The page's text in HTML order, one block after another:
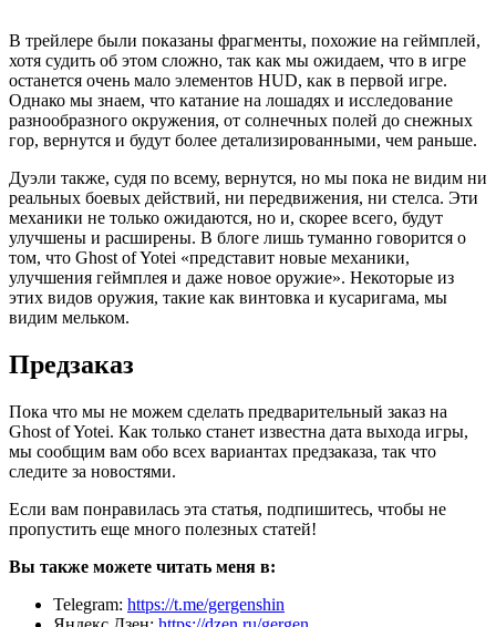
В трейлере были показаны фрагменты, похожие на геймплей,
хотя судить об этом сложно, так как мы ожидаем, что в игре
останется очень мало элементов HUD, как в первой игре.
Однако мы знаем, что катание на лошадях и исследование
разнообразного окружения, от солнечных полей до снежных
гор, вернутся и будут более детализированными, чем раньше.
Дуэли также, судя по всему, вернутся, но мы пока не видим ни
реальных боевых действий, ни передвижения, ни стелса. Эти
механики не только ожидаются, но и, скорее всего, будут
улучшены и расширены. В блоге лишь туманно говорится о
том, что Ghost of Yotei «представит новые механики,
улучшения геймплея и даже новое оружие». Некоторые из
этих видов оружия, такие как винтовка и кусаригама, мы
видим мельком.
Предзаказ
Пока что мы не можем сделать предварительный заказ на
Ghost of Yotei. Как только станет известна дата выхода игры,
мы сообщим вам обо всех вариантах предзаказа, так что
следите за новостями.
Если вам понравилась эта статья, подпишитесь, чтобы не
пропустить еще много полезных статей!
Вы также можете читать меня в:
Telegram: https://t.me/gergenshin